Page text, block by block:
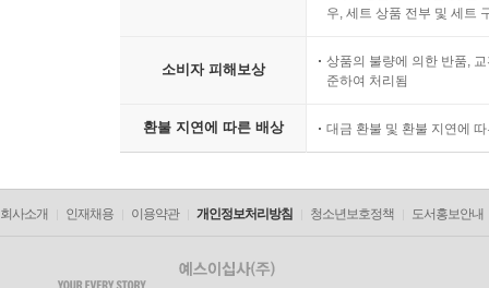
우, 세트 상품 전부 및 세트
소비자 피해보상
상품의 불량에 의한 반품,
준하여 처리됨
환불 지연에 따른 배상 대금 환불 및 환불 지연에
회사소개 인재채용 이용약관 개인정보처리방침 청소년보호정책 도서홍보안내